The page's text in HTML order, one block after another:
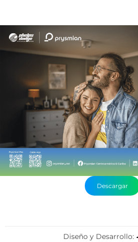
Descargar
Diseño y Desarrollo: